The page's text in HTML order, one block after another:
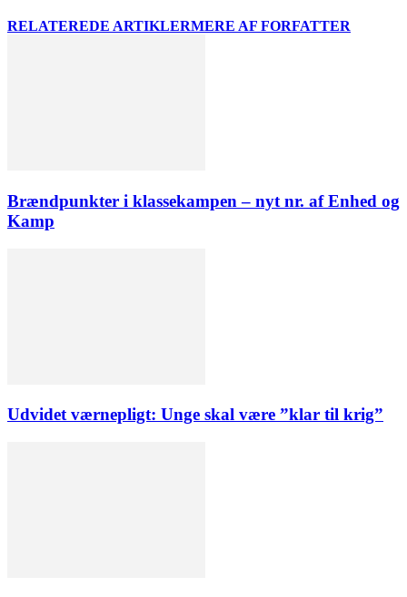
RELATEREDE ARTIKLERMERE AF FORFATTER
Brændpunkter i klassekampen – nyt nr. af Enhed og
Kamp
Udvidet værnepligt: Unge skal være ”klar til krig”